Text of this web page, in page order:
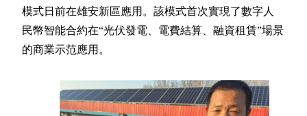
模式日前在雄安新區應用。該模式首次實現了數字人
民幣智能合約在“光伏發電、電費結算、融資租賃”場景
的商業示范應用。